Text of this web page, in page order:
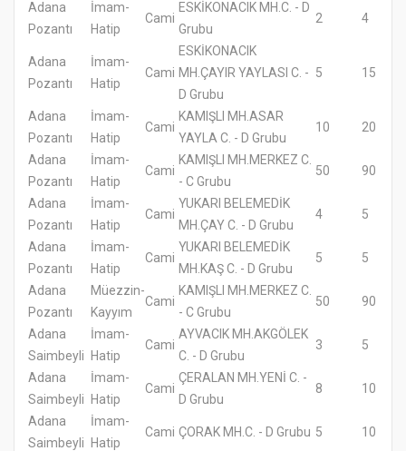
Adana
Pozantı
İmam-
Hatip
Cami
ESKİKONACIK MH.C. - D
Grubu
2 4
Adana
Pozantı
İmam-
Hatip
Cami
ESKİKONACIK
MH.ÇAYIR YAYLASI C. -
D Grubu
5 15
Adana
Pozantı
İmam-
Hatip
Cami
KAMIŞLI MH.ASAR
YAYLA C. - D Grubu
10 20
Adana
Pozantı
İmam-
Hatip
Cami
KAMIŞLI MH.MERKEZ C.
- C Grubu
50 90
Adana
Pozantı
İmam-
Hatip
Cami
YUKARI BELEMEDİK
MH.ÇAY C. - D Grubu
4 5
Adana
Pozantı
İmam-
Hatip
Cami
YUKARI BELEMEDİK
MH.KAŞ C. - D Grubu
5 5
Adana
Pozantı
Müezzin-
Kayyım
Cami
KAMIŞLI MH.MERKEZ C.
- C Grubu
50 90
Adana
Saimbeyli
İmam-
Hatip
Cami
AYVACIK MH.AKGÖLEK
C. - D Grubu
3 5
Adana
Saimbeyli
İmam-
Hatip
Cami
ÇERALAN MH.YENİ C. -
D Grubu
8 10
Adana
Saimbeyli
İmam-
Hatip
Cami ÇORAK MH.C. - D Grubu 5 10